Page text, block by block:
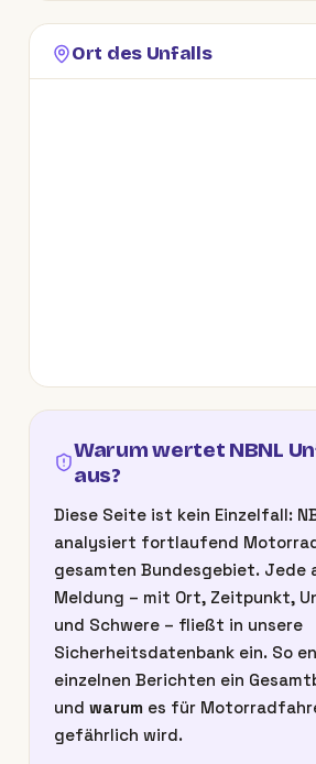
Ort des Unfalls
Warum wertet NBNL
aus?
Diese Seite ist kein Einzelfall:
analysiert fortlaufend
gesamten Bundesgebiet. Jede
Meldung – mit Ort, Zeitpunkt,
und Schwere – fließt in unsere
Sicherheitsdatenbank ein. So
einzelnen Berichten ein
und warum es für
gefährlich wird.